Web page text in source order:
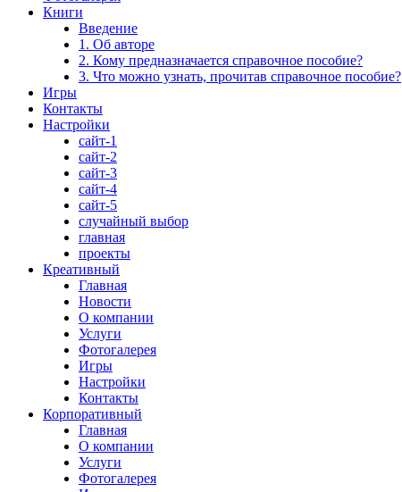
Книги
Введение
1. Об авторе
2. Кому предназначается справочное пособие?
3. Что можно узнать, прочитав справочное пособие?
Игры
Контакты
Настройки
сайт-1
сайт-2
сайт-3
сайт-4
сайт-5
случайный выбор
главная
проекты
Креативный
Главная
Новости
О компании
Услуги
Фотогалерея
Игры
Наcтройки
Контакты
Корпоративный
Главная
О компании
Услуги
Фотогалерея